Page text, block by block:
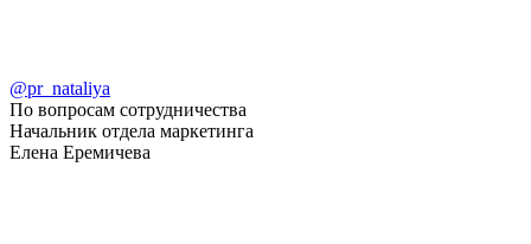
@pr_nataliya
По вопросам сотрудничества
Начальник отдела маркетинга
Елена Еремичева